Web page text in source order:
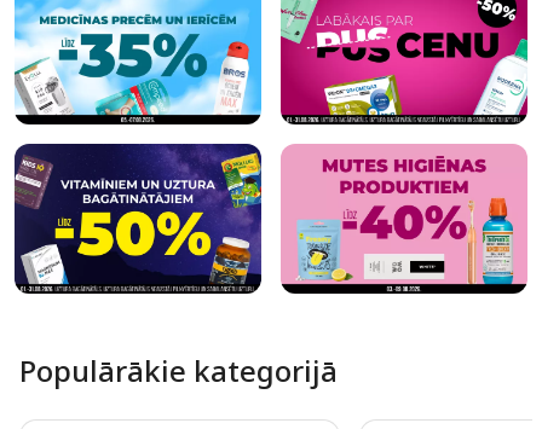
Populārākie kategorijā